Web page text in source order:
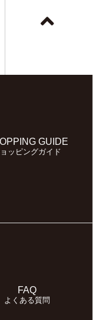
GUIDE
ッピングガイド
FAQ
よくある質問